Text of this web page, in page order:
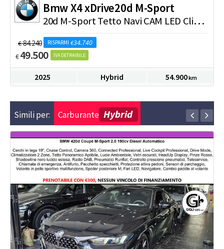
BmwX4 xDrive20d M-Sport
2
0d M-Sport Tetto Navi CAM LED Clima3Zone MSport
€84.240 RISPARMI €34.740
€49.500 IVA DETRAIBILE
2025 Hybrid 54.900km
Simili per: Carburante Hybrid